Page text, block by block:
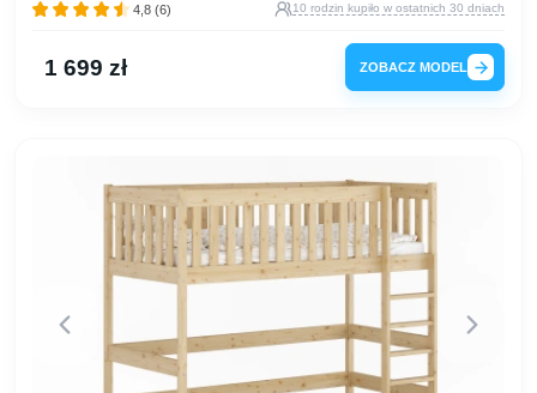
4,8 (6) 10 rodzin kupiło w ostatnich 30 dniach
1 699 zł ZOBACZ MODEL